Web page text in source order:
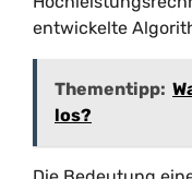
entwickelte
Thementipp:
los?